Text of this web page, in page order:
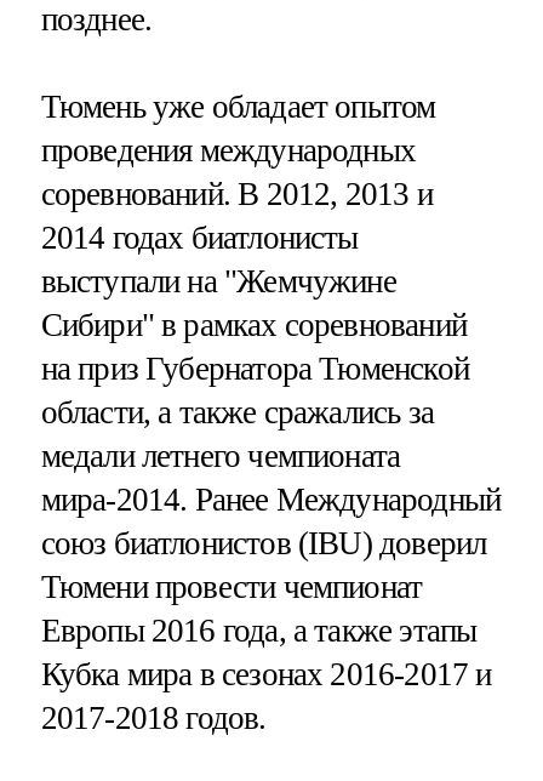
позднее.
Тюмень уже обладает опытом
проведения международных
соревнований. В 2012, 2013 и
2014 годах биатлонисты
выступали на "Жемчужине
Сибири" в рамках соревнований
на приз Губернатора Тюменской
области, а также сражались за
медали летнего чемпионата
мира-2014. Ранее Международный
союз биатлонистов (IBU) доверил
Тюмени провести чемпионат
Европы 2016 года, а также этапы
Кубка мира в сезонах 2016-2017 и
2017-2018 годов.